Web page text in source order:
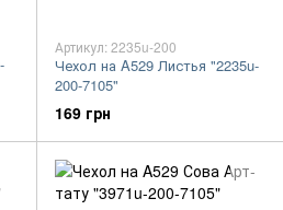
Артикул: 2235u-200
Чехол на A529 Листья "2235u-
200-7105"
169 грн